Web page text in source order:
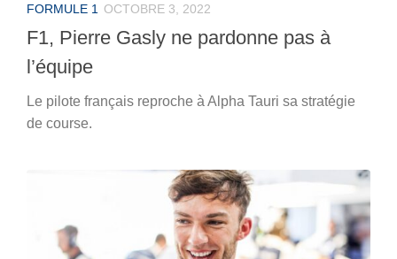
FORMULE 1 OCTOBRE 3, 2022
F1, Pierre Gasly ne pardonne pas à
l’équipe
Le pilote français reproche à Alpha Tauri sa stratégie
de course.